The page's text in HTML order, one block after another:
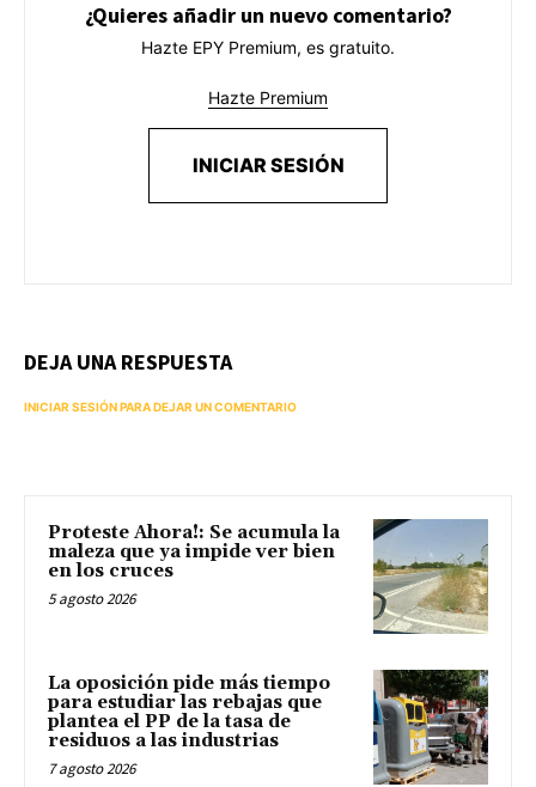
¿Quieres añadir un nuevo comentario?
Hazte EPY Premium, es gratuito.
Hazte Premium
INICIAR SESIÓN
DEJA UNA RESPUESTA
INICIAR SESIÓN PARA DEJAR UN COMENTARIO
Proteste Ahora!: Se acumula la
maleza que ya impide ver bien
en los cruces
5 agosto 2026
La oposición pide más tiempo
para estudiar las rebajas que
plantea el PP de la tasa de
residuos a las industrias
7 agosto 2026